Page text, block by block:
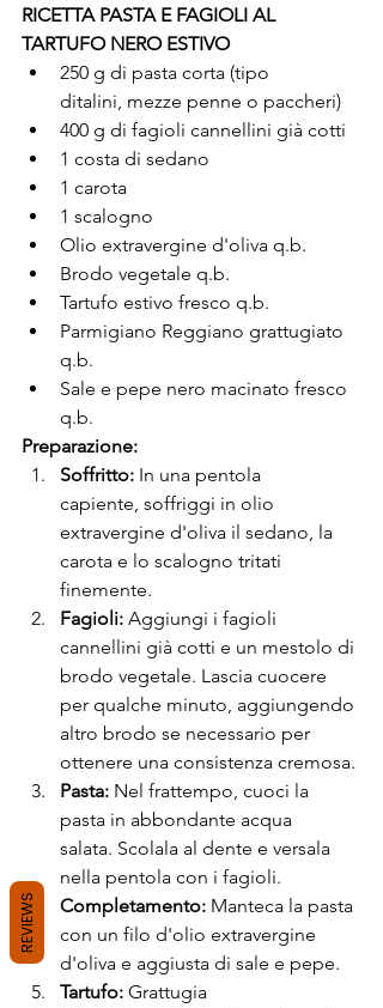
RICETTA PASTA E FAGIOLI AL
TARTUFO NERO ESTIVO
250 g di pasta corta (tipo
ditalini, mezze penne o paccheri)
400 g di fagioli cannellini già cotti
1 costa di sedano
1 carota
1 scalogno
Olio extravergine d'oliva q.b.
Brodo vegetale q.b.
Tartufo estivo fresco q.b.
Parmigiano Reggiano grattugiato
q.b.
Sale e pepe nero macinato fresco
q.b.
Preparazione:
Soffritto: In una pentola
capiente, soffriggi in olio
extravergine d'oliva il sedano, la
carota e lo scalogno tritati
finemente.
Fagioli: Aggiungi i fagioli
cannellini già cotti e un mestolo di
brodo vegetale. Lascia cuocere
per qualche minuto, aggiungendo
altro brodo se necessario per
ottenere una consistenza cremosa.
Pasta: Nel frattempo, cuoci la
pasta in abbondante acqua
salata. Scolala al dente e versala
nella pentola con i fagioli.
Completamento: Manteca la pasta
con un filo d'olio extravergine
d'oliva e aggiusta di sale e pepe.
Tartufo: Grattugia
REVIEWS